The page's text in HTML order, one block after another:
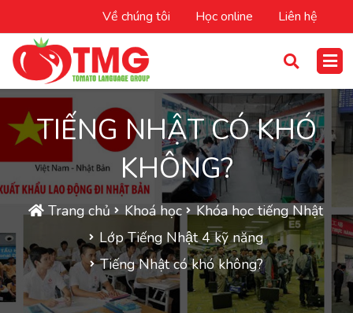
Về chúng tôi Học online Liên hệ
TIẾNG NHẬT CÓ KHÓ
KHÔNG?
Trang chủ Khoá học
Khóa học tiếng Nhật
Lớp Tiếng Nhật 4 kỹ năng
Tiếng Nhật có khó không?